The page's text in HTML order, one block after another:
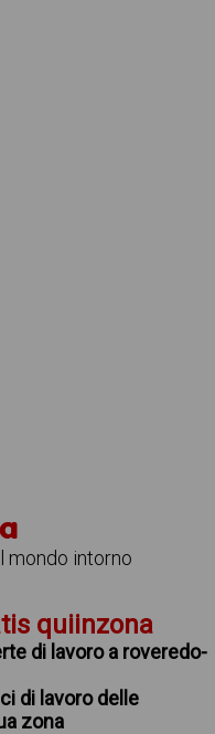
mondo intorno
quiinzona
di lavoro a roveredo-
di lavoro delle
zona